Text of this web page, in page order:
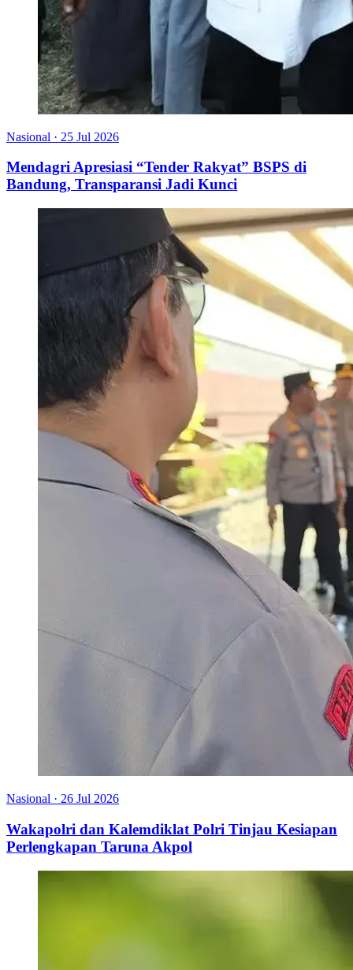
Nasional · 25 Jul 2026
Mendagri Apresiasi “Tender Rakyat” BSPS di
Bandung, Transparansi Jadi Kunci
Nasional · 26 Jul 2026
Wakapolri dan Kalemdiklat Polri Tinjau Kesiapan
Perlengkapan Taruna Akpol